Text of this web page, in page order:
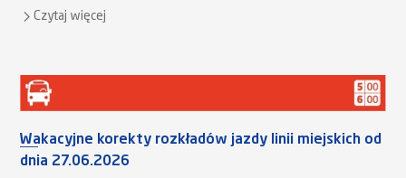
Czytaj więcej
Wakacyjne korekty rozkładów jazdy linii miejskich od
dnia 27.06.2026